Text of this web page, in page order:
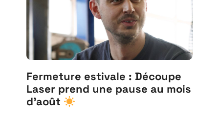
Fermeture estivale : Découpe
Laser prend une pause au mois
d’août